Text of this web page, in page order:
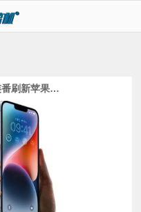
13天降2000元，iPhone 14 Plus连番刷新苹果记录